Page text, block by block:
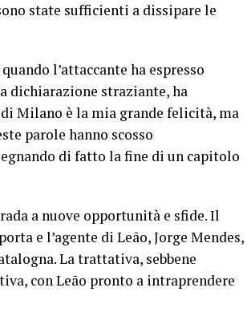
state sufficienti a dissipare le
l’attaccante ha espresso
dichiarazione straziante, ha
Milano è la mia grande felicità, ma
parole hanno scosso
di fatto la fine di un capitolo
a nuove opportunità e sfide. Il
e l’agente di Leão, Jorge Mendes,
La trattativa, sebbene
con Leão pronto a intraprendere